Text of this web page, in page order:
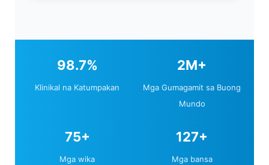
pinangangasiwaan niya ang metodolohiya ng
98.7%
Klinikal na Katumpakan
2M+
Mga Gumagamit sa Buong
Mundo
75+
Mga wika
127+
Mga bansa